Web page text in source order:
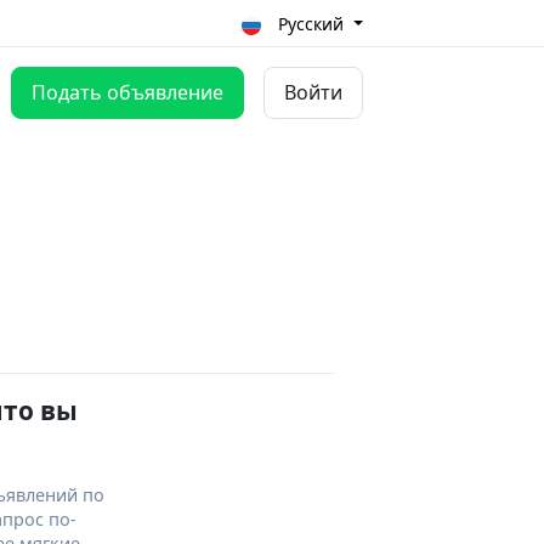
Русский
Подать объявление Войти
вы
по
по-